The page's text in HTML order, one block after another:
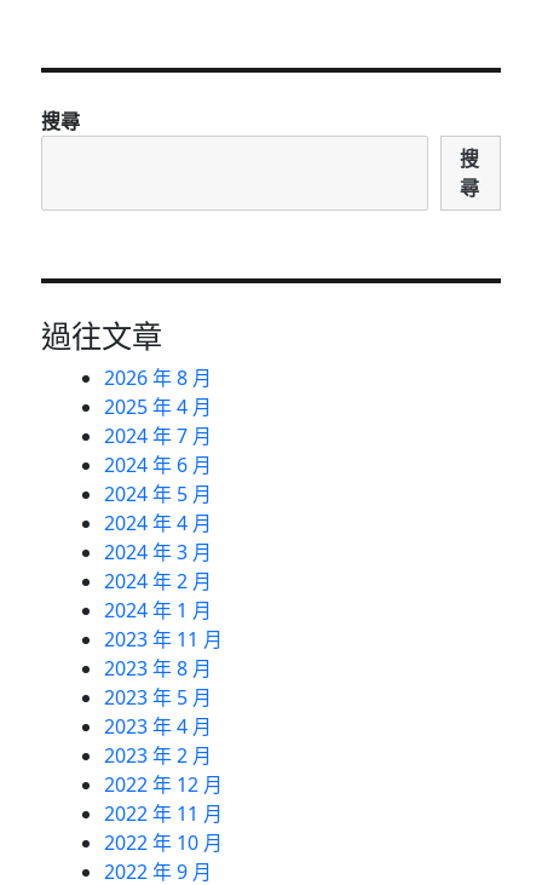
搜尋
搜
尋
過往文章
2026 年 8 月
2025 年 4 月
2024 年 7 月
2024 年 6 月
2024 年 5 月
2024 年 4 月
2024 年 3 月
2024 年 2 月
2024 年 1 月
2023 年 11 月
2023 年 8 月
2023 年 5 月
2023 年 4 月
2023 年 2 月
2022 年 12 月
2022 年 11 月
2022 年 10 月
2022 年 9 月